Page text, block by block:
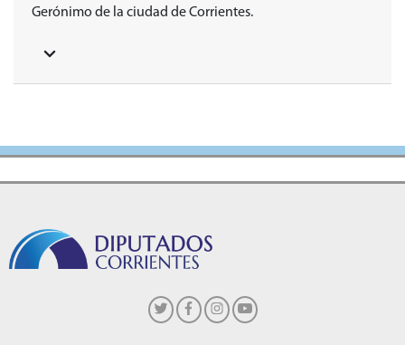
Gerónimo de la ciudad de Corrientes.